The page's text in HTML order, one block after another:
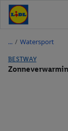
/ Watersport
BESTWAY